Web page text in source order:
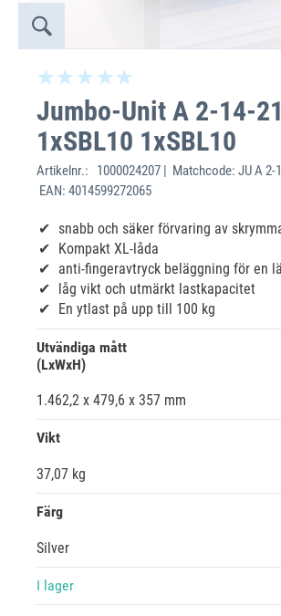
Jumbo-Unit A 2-14-21
1xSBL10 1xSBL10
Artikelnr.:
1000024207 | Matchcode: JU A 2-
EAN: 4014599272065
snabb och säker förvaring av
Kompakt XL-låda
anti-fingeravtryck beläggning för en
låg vikt och utmärkt lastkapacitet
En ytlast på upp till 100 kg
Utvändiga mått
(LxWxH)
1.462,2 x 479,6 x 357 mm
Vikt
37,07 kg
Färg
Silver
I lager